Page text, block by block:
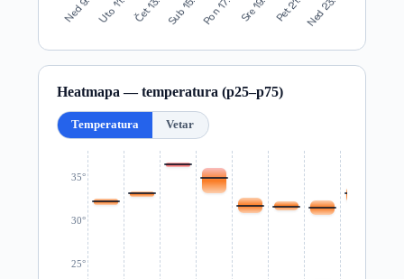
Heatmapa — temperatura (p25–p75)
Temperatura Vetar
25°
30°
35°